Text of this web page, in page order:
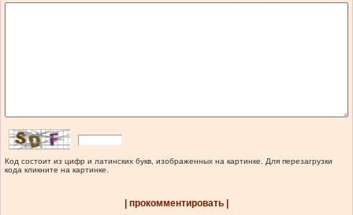
Код состоит из цифр и латинских букв, изображенных на картинке. Для перезагрузки
кода кликните на картинке.
| прокомментировать |